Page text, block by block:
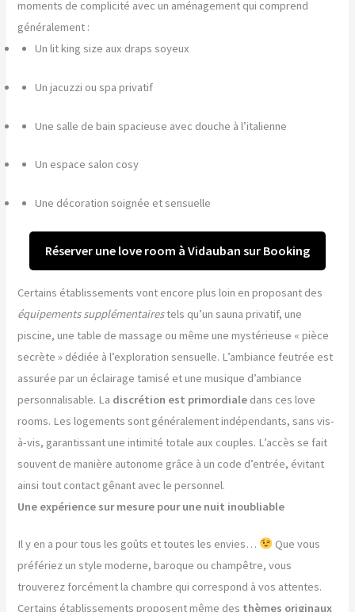
moments de complicité avec un aménagement qui comprend
généralement :
Un lit king size aux draps soyeux
Un jacuzzi ou spa privatif
Une salle de bain spacieuse avec douche à l’italienne
Un espace salon cosy
Une décoration soignée et sensuelle
Réserver une love room à Vidauban sur Booking
Certains établissements vont encore plus loin en proposant des
équipements supplémentairestels qu’un sauna privatif, une
piscine, une table de massage ou même une mystérieuse « pièce
secrète » dédiée à l’exploration sensuelle. L’ambiance feutrée est
assurée par un éclairage tamisé et une musique d’ambiance
personnalisable. La discrétion est primordiale dans ces love
rooms. Les logements sont généralement indépendants, sans vis-
à-vis, garantissant une intimité totale aux couples. L’accès se fait
souvent de manière autonome grâce à un code d’entrée, évitant
ainsi tout contact gênant avec le personnel.
Une expérience sur mesure pour une nuit inoubliable
Il y en a pour tous les goûts et toutes les envies…
Que vous
préfériez un style moderne, baroque ou champêtre, vous
trouverez forcément la chambre qui correspond à vos attentes.
Certains établissements proposent même des thèmes originaux